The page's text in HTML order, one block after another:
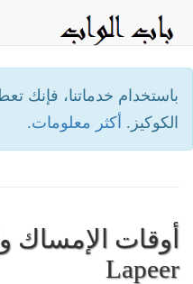
باستخدام خدماتنا، فإنك
الكوكيز. أكثر معلومات.
أوقات الإمساك
Lapeer